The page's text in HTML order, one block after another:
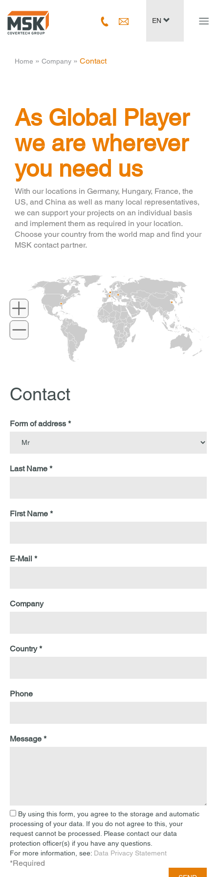
EN
Home ­ » ­ Company ­ » ­ Contact
As Global Player
we are wherever
you need us
With our locations in Germany, Hungary, France, the
US, and China as well as many local representatives,
we can support your projects on an individual basis
and implement them as required in your location.
Choose your country from the world map and find your
MSK contact partner.
Contact
Form of address *
Last Name *
First Name *
E-Mail *
Company
Country *
Phone
Message *
By using this form, you agree to the storage and automatic
processing of your data. If you do not agree to this, your
request cannot be processed. Please contact our data
protection officer(s) if you have any questions.
For more information, see: Data Privacy Statement
*Required